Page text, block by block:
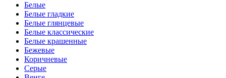
Белые
Белые гладкие
Белые глянцевые
Белые классические
Белые крашенные
Бежевые
Коричневые
Серые